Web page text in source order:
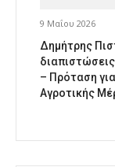
9 Μαΐου 2026
Δημήτρης
– Πρόταση
Αγροτικής